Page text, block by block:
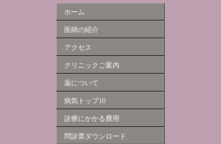
ホーム
医師の紹介
アクセス
クリニックご案内
薬について
病気トップ10
診療にかかる費用
問診票ダウンロード